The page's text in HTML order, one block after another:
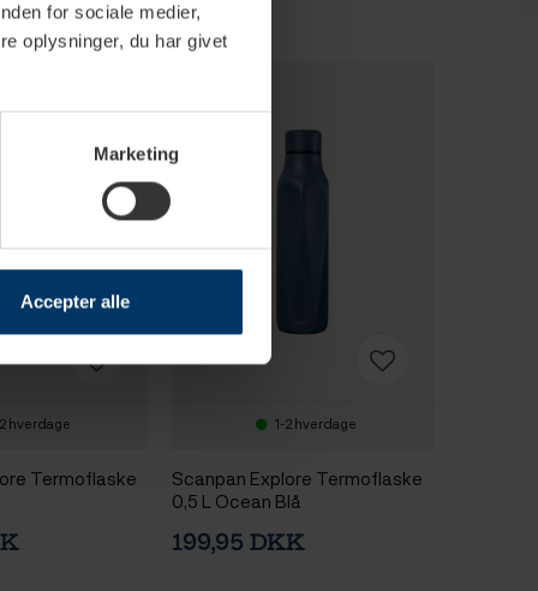
for sociale medier,
oplysninger, du har givet
Marketing
Accepter alle
hverdage
Termoflaske
1-2 hverdage
Scanpan Explore Termoflaske
0,5 L Ocean Blå
199,95 DKK